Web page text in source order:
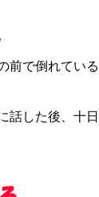
前で倒れてい
した後、十